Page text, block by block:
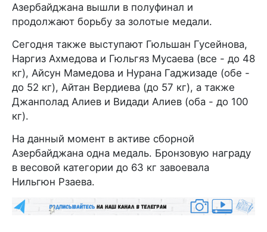
Азербайджана вышли в полуфинал и
продолжают борьбу за золотые медали.
Сегодня также выступают Гюльшан Гусейнова,
Наргиз Ахмедова и Гюльгяз Мусаева (все - до 48
кг), Айсун Мамедова и Нурана Гаджизаде (обе -
до 52 кг), Айтан Вердиева (до 57 кг), а также
Джанполад Алиев и Видади Алиев (оба - до 100
кг).
На данный момент в активе сборной
Азербайджана одна медаль. Бронзовую награду
в весовой категории до 63 кг завоевала
Нильгюн Рзаева.